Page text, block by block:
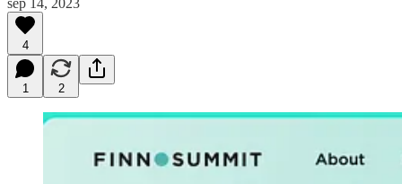
4
1 2